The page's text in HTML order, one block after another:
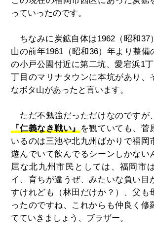
っていったのです。
ちなみに炭鉱自体は1962（昭和37
山の前年1961（昭和36）年より整備
の小戸公園付近に第二坑、愛宕浜1
丁目のマリナタウンに本坑があり、
なボタ山があったと言います。
ただ不勉強だっただけなのですが
『仁義なき戦い』を観ていても、菅
いるのは三池や北九州ばかりで福岡
遊んでいて飲んでるシーンしかない
屈な北九州市民としては、福岡市
イ、育ちが違うぜ、みたいな負い目
すけれども（林田だけか？）、父も
ったのですね、これからも仲良く修
てていきましょう、ブラザー。